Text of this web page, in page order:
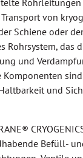
Rohrleitungen
von
Schiene oder
Rohrsystem, das
und
Komponenten
und
Befüll-